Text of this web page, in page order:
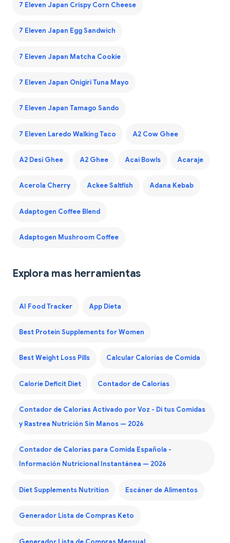
7 Eleven Japan Crispy Corn Cheese
7 Eleven Japan Egg Sandwich
7 Eleven Japan Matcha Cookie
7 Eleven Japan Onigiri Tuna Mayo
7 Eleven Japan Tamago Sando
7 Eleven Laredo Walking Taco A2 Cow Ghee
A2 Desi Ghee A2 Ghee Acai Bowls Acaraje
Acerola Cherry Ackee Saltfish Adana Kebab
Adaptogen Coffee Blend
Adaptogen Mushroom Coffee
Explora mas herramientas
AI Food Tracker App Dieta
Best Protein Supplements for Women
Best Weight Loss Pills Calcular Calorías de Comida
Calorie Deficit Diet Contador de Calorías
Contador de Calorías Activado por Voz - Di tus Comidas
y Rastrea Nutrición Sin Manos — 2026
Contador de Calorías para Comida Española -
Información Nutricional Instantánea — 2026
Diet Supplements Nutrition Escáner de Alimentos
Generador Lista de Compras Keto